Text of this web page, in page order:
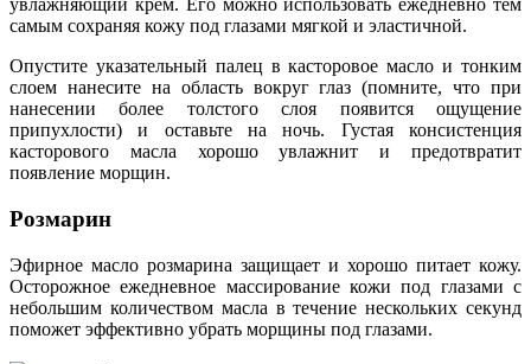
увлажняющий крем. Его можно использовать ежедневно тем
самым сохраняя кожу под глазами мягкой и эластичной.
Опустите указательный палец в касторовое масло и тонким
слоем нанесите на область вокруг глаз (помните, что при
нанесении более толстого слоя появится ощущение
припухлости) и оставьте на ночь. Густая консистенция
касторового масла хорошо увлажнит и предотвратит
появление морщин.
Розмарин
Эфирное масло розмарина защищает и хорошо питает кожу.
Осторожное ежедневное массирование кожи под глазами с
небольшим количеством масла в течение нескольких секунд
поможет эффективно убрать морщины под глазами.